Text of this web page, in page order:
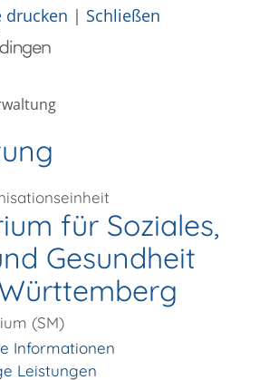
drucken | Schließen
für Soziales,
Gesundheit
(SM)
Informationen
Leistungen